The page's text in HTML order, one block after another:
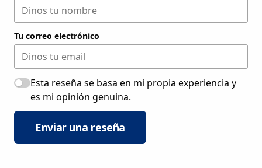
Tu correo electrónico
Esta reseña se basa en mi propia experiencia y
es mi opinión genuina.
Enviar una reseña